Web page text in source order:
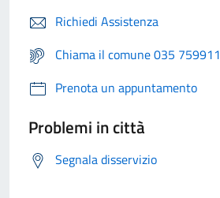
Richiedi Assistenza
Chiama il comune 035 759911
Prenota un appuntamento
Problemi in città
Segnala disservizio